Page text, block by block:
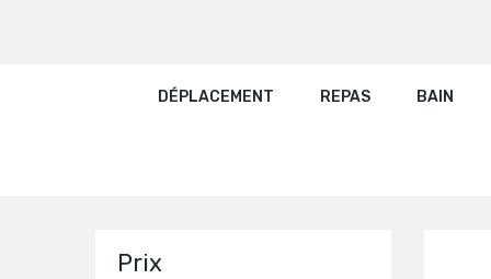
DÉPLACEMENT REPAS BAIN
Prix